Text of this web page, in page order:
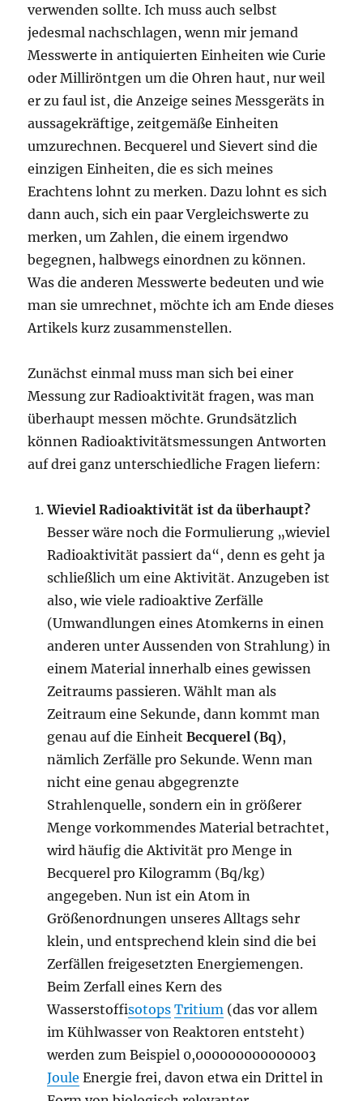
verwenden sollte. Ich muss auch selbst
jedesmal nachschlagen, wenn mir jemand
Messwerte in antiquierten Einheiten wie Curie
oder Milliröntgen um die Ohren haut, nur weil
er zu faul ist, die Anzeige seines Messgeräts in
aussagekräftige, zeitgemäße Einheiten
umzurechnen. Becquerel und Sievert sind die
einzigen Einheiten, die es sich meines
Erachtens lohnt zu merken. Dazu lohnt es sich
dann auch, sich ein paar Vergleichswerte zu
merken, um Zahlen, die einem irgendwo
begegnen, halbwegs einordnen zu können.
Was die anderen Messwerte bedeuten und wie
man sie umrechnet, möchte ich am Ende dieses
Artikels kurz zusammenstellen.
Zunächst einmal muss man sich bei einer
Messung zur Radioaktivität fragen, was man
überhaupt messen möchte. Grundsätzlich
können Radioaktivitätsmessungen Antworten
auf drei ganz unterschiedliche Fragen liefern:
Wieviel Radioaktivität ist da überhaupt?
Besser wäre noch die Formulierung „wieviel
Radioaktivität passiert da“, denn es geht ja
schließlich um eine Aktivität. Anzugeben ist
also, wie viele radioaktive Zerfälle
(Umwandlungen eines Atomkerns in einen
anderen unter Aussenden von Strahlung) in
einem Material innerhalb eines gewissen
Zeitraums passieren. Wählt man als
Zeitraum eine Sekunde, dann kommt man
genau auf die EinheitBecquerel (Bq),
nämlich Zerfälle pro Sekunde. Wenn man
nicht eine genau abgegrenzte
Strahlenquelle, sondern ein in größerer
Menge vorkommendes Material betrachtet,
wird häufig die Aktivität pro Menge in
Becquerel pro Kilogramm (Bq/kg)
angegeben. Nun ist ein Atom in
Größenordnungen unseres Alltags sehr
klein, und entsprechend klein sind die bei
Zerfällen freigesetzten Energiemengen.
Beim Zerfall eines Kern des
Wasserstoffisotops Tritium (das vor allem
im Kühlwasser von Reaktoren entsteht)
werden zum Beispiel 0,000000000000003
Joule Energie frei, davon etwa ein Drittel in